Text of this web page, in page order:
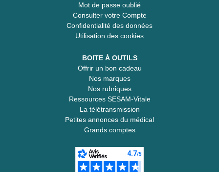
Mot de passe oublié
Consulter votre Compte
Confidentialité des données
Utilisation des cookies
BOITE À OUTILS
Offrir un bon cadeau
Nos marques
Nos rubriques
Ressources SESAM-Vitale
La télétransmission
Petites annonces du médical
Grands comptes